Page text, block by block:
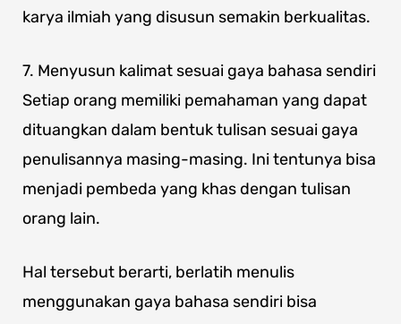
karya ilmiah yang disusun semakin berkualitas.
7. Menyusun kalimat sesuai gaya bahasa sendiri
Setiap orang memiliki pemahaman yang dapat
dituangkan dalam bentuk tulisan sesuai gaya
penulisannya masing-masing. Ini tentunya bisa
menjadi pembeda yang khas dengan tulisan
orang lain.
Hal tersebut berarti, berlatih menulis
menggunakan gaya bahasa sendiri bisa